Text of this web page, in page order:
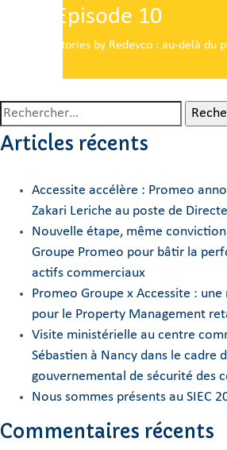
Episode 10
Stories by Redevco : au-delà du
Rechercher :
Articles récents
Accessite accélère : Promeo
Zakari Leriche au poste de
Nouvelle étape, même
Groupe Promeo pour bâtir la
actifs commerciaux
Promeo Groupe x Accessite :
pour le Property Management
Visite ministérielle au centre
Sébastien à Nancy dans le cadre
gouvernemental de sécurité des
Nous sommes présents au SIEC
Commentaires récents